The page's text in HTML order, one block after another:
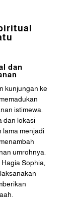
dan
kunjungan ke
istimewa.
dan lokasi
lama menjadi
umrohnya.
Sophia,